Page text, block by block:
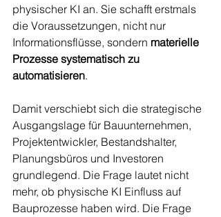
physischer KI an. Sie schafft erstmals
die Voraussetzungen, nicht nur
Informationsflüsse, sondern materielle
Prozesse systematisch zu
automatisieren.
Damit verschiebt sich die strategische
Ausgangslage für Bauunternehmen,
Projektentwickler, Bestandshalter,
Planungsbüros und Investoren
grundlegend. Die Frage lautet nicht
mehr, ob physische KI Einfluss auf
Bauprozesse haben wird. Die Frage